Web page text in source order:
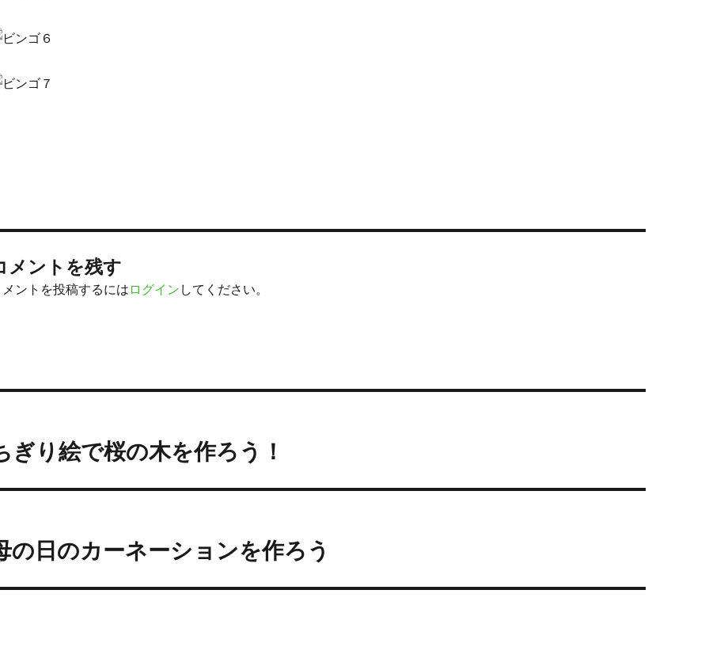
メントを残す
ントを投稿するにはログイン してください。
ぎり絵で桜の木を作ろう！
の日のカーネーションを作ろう